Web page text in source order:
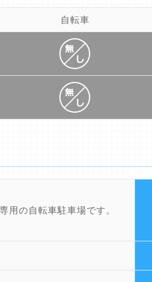
自転車
用の自転車駐車場です。